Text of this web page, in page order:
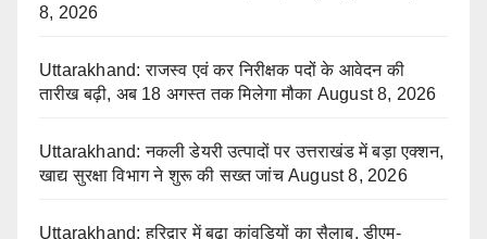
8, 2026
Uttarakhand: राजस्व एवं कर निरीक्षक पदों के आवेदन की
तारीख बढ़ी, अब 18 अगस्त तक मिलेगा मौका August 8, 2026
Uttarakhand: नकली डेयरी उत्पादों पर उत्तराखंड में बड़ा एक्शन,
खाद्य सुरक्षा विभाग ने शुरू की सख्त जांच August 8, 2026
Uttarakhand: हरिद्वार में बढ़ा कांवड़ियों का सैलाब, डीएम-